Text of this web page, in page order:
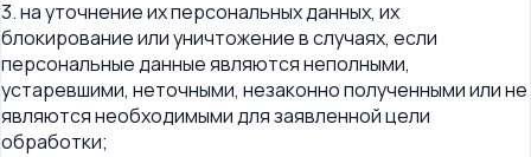
3. на уточнение их персональных данных, их
блокирование или уничтожение в случаях, если
персональные данные являются неполными,
устаревшими, неточными, незаконно полученными или не
являются необходимыми для заявленной цели
обработки;